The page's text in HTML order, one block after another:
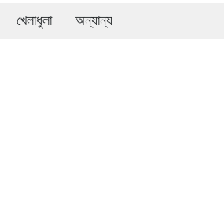
খেলাধুলা অন্যান্য